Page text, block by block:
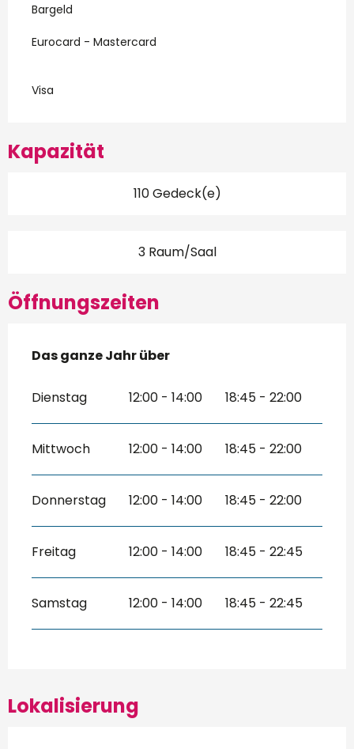
Bargeld
Eurocard - Mastercard
Visa
Kapazität
110 Gedeck(e)
3 Raum/Saal
Öffnungszeiten
Das ganze Jahr über
Das ganze Jahr über
Dienstag 12:00 - 14:00 18:45 - 22:00
Mittwoch 12:00 - 14:00 18:45 - 22:00
Donnerstag 12:00 - 14:00 18:45 - 22:00
Freitag 12:00 - 14:00 18:45 - 22:45
Samstag 12:00 - 14:00 18:45 - 22:45
Lokalisierung